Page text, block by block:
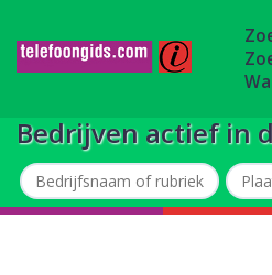
Bedrijven actief in